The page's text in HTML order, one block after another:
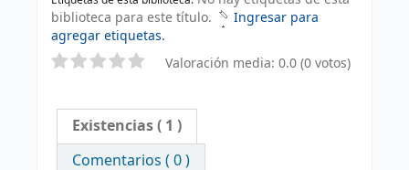
biblioteca para este título.
Ingresar para
agregar etiquetas.
Valoración media: 0.0 (0 votos)
Existencias( 1 )
Comentarios ( 0 )